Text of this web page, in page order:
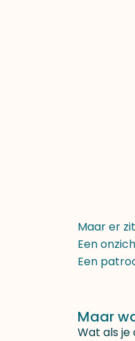
Maar er
Een
Een
Maar
Wat als